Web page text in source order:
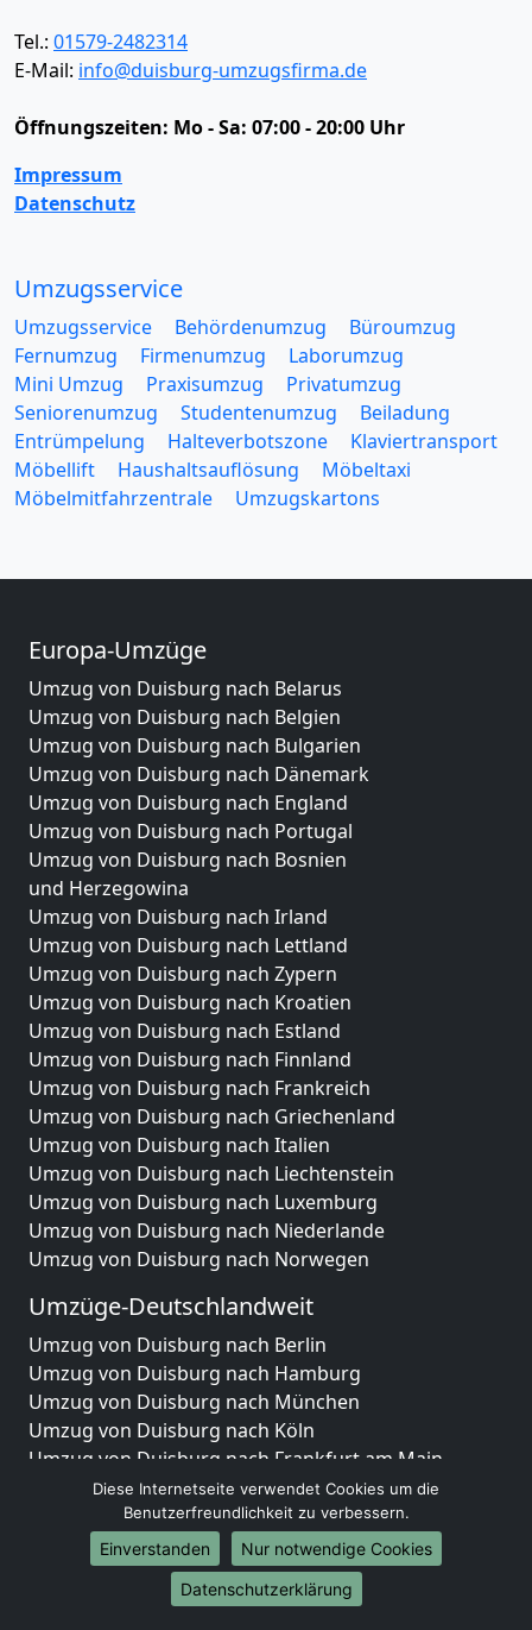
Tel.: 01579-2482314
E-Mail: info@duisburg-umzugsfirma.de
Öffnungszeiten: Mo - Sa: 07:00 - 20:00 Uhr
Impressum
Datenschutz
Umzugsservice
Umzugsservice Behördenumzug
Büroumzug
Fernumzug
Firmenumzug
Laborumzug
Mini Umzug
Praxisumzug
Privatumzug
Seniorenumzug
Studentenumzug
Beiladung
Entrümpelung
Halteverbotszone
Klaviertransport
Möbellift
Haushaltsauflösung
Möbeltaxi
Möbelmitfahrzentrale
Umzugskartons
Europa-Umzüge
Umzug von Duisburg nach Belarus
Umzug von Duisburg nach Belgien
Umzug von Duisburg nach Bulgarien
Umzug von Duisburg nach Dänemark
Umzug von Duisburg nach England
Umzug von Duisburg nach Portugal
Umzug von Duisburg nach Bosnien
und Herzegowina
Umzug von Duisburg nach Irland
Umzug von Duisburg nach Lettland
Umzug von Duisburg nach Zypern
Umzug von Duisburg nach Kroatien
Umzug von Duisburg nach Estland
Umzug von Duisburg nach Finnland
Umzug von Duisburg nach Frankreich
Umzug von Duisburg nach Griechenland
Umzug von Duisburg nach Italien
Umzug von Duisburg nach Liechtenstein
Umzug von Duisburg nach Luxemburg
Umzug von Duisburg nach Niederlande
Umzug von Duisburg nach Norwegen
Umzüge-Deutschlandweit
Umzug von Duisburg nach Berlin
Umzug von Duisburg nach Hamburg
Umzug von Duisburg nach München
Umzug von Duisburg nach Köln
Umzug von Duisburg nach Frankfurt am Main
Umzug von Duisburg nach Stuttgart
Umzug von Duisburg nach Düsseldorf
Umzug von Duisburg nach Leipzig
Umzug von Duisburg nach Dortmund
Umzug von Duisburg nach Essen
Diese Internetseite verwendet Cookies um die
Benutzerfreundlichkeit zu verbessern.
Einverstanden
Nur notwendige Cookies
Datenschutzerklärung